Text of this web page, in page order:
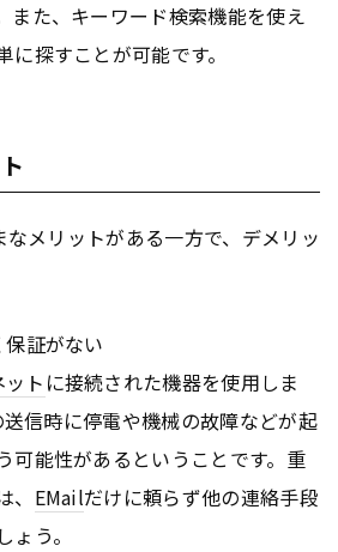
また、キーワード検索機能を使え
探すことが可能です。
メリットがある一方で、デメリッ
証がない
ト に接続された機器を使用しま
信時に停電や機械の故障などが起
可能性があるということです。重
EMailだけに頼らず他の連絡手段
う。